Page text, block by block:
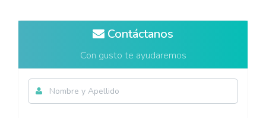
Contáctanos
Con gusto te ayudaremos